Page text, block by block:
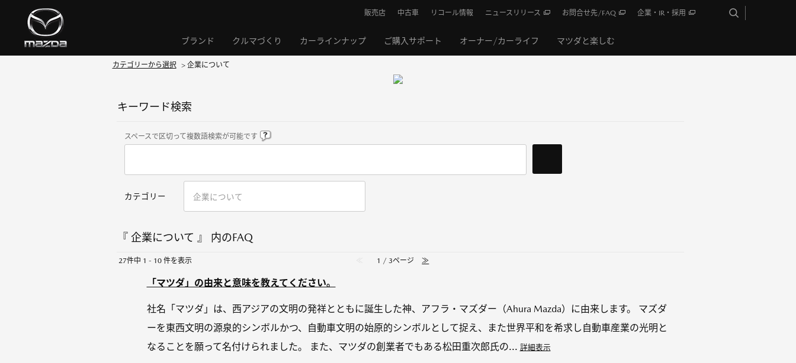
ブランド クルマづくり カーラインナップ ご購入サポート オーナー/カーライフ マツダと楽しむ
販売店 中古車 リコール情報 ニュースリリース お問合せ先/FAQ 企業・IR・採用
カテゴリーから選択 > 企業について
キーワード検索
スペースで区切って複数語検索が可能です
カテゴリー
『 企業について 』 内のFAQ
27件中 1 - 10 件を表示 1 / 3ページ ≫
「マツダ」の由来と意味を教えてください。
社名「マツダ」は、西アジアの文明の発祥とともに誕生した神、アフラ・マズダー（Ahura Mazda）に由来します。 マズダ
ーを東西文明の源泉的シンボルかつ、自動車文明の始原的シンボルとして捉え、また世界平和を希求し自動車産業の光明と
なることを願って名付けられました。 また、マツダの創業者でもある松田重次郎氏の... 詳細表示